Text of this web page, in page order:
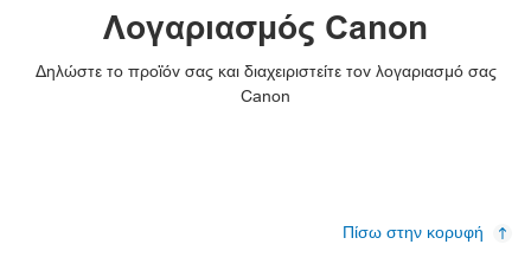
Λογαριασμός Canon
Δηλώστε το προϊόν σας και διαχειριστείτε τον λογαριασμό σας
Canon
Πίσω στην κορυφή